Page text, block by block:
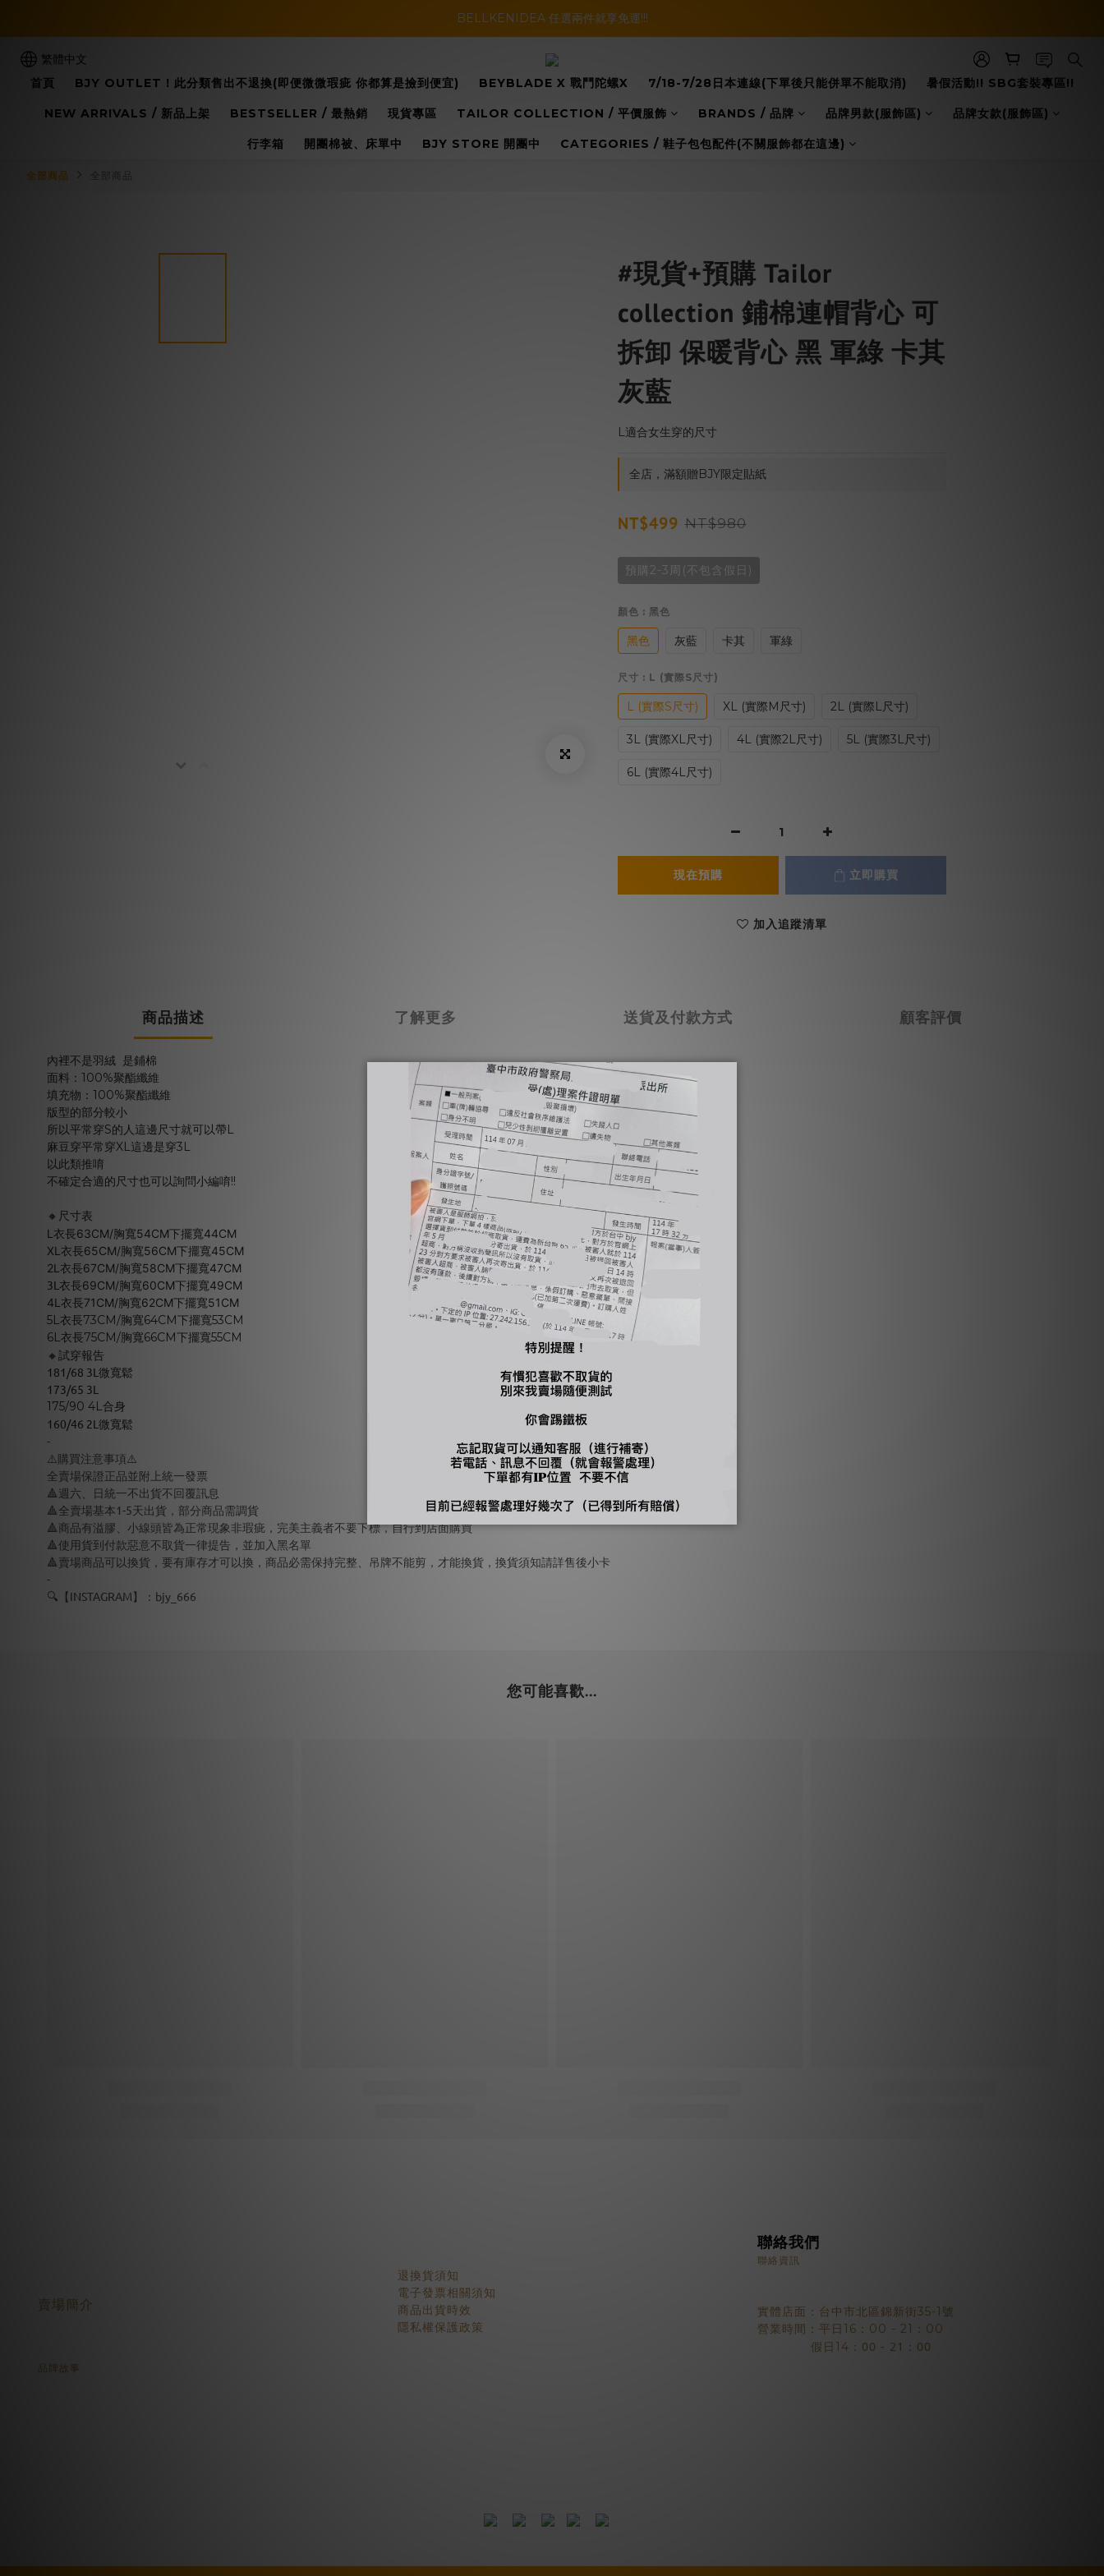
暑假活動登場!! SBG套裝超級優惠價，兩套以上再享免運哦!!
BELLKENIDEA 任選兩件就享免運!!!
暑假活動登場!! SBG套裝超級優惠價，兩套以上再享免運哦!!
繁體中文
首頁
BJY OUTLET！此分類售出不退換(即便微微瑕疵 你都算是撿到便宜) BEYBLADE X 戰鬥陀螺X 7/18-7/28日本連線(下單後只能併單不能取消) 暑假活動!! SBG套裝專區!!
NEW ARRIVALS / 新品上架 BESTSELLER / 最熱銷 現貨專區 TAILOR COLLECTION / 平價服飾 BRANDS / 品牌 品牌男款(服飾區) 品牌女款(服飾區)
行李箱 開團棉被、床單中 BJY STORE 開團中 CATEGORIES / 鞋子包包配件(不關服飾都在這邊)
全部商品 全部商品
#現貨+預購 Tailor
collection 鋪棉連帽背心 可
拆卸 保暖背心 黑 軍綠 卡其
灰藍
L適合女生穿的尺寸
全店，滿額贈BJY限定貼紙
NT$499 NT$980
預購2-3周(不包含假日)
顏色 : 黑色
黑色 灰藍 卡其 軍綠
尺寸 : L (實際S尺寸)
L (實際S尺寸) XL (實際M尺寸) 2L (實際L尺寸)
3L (實際XL尺寸) 4L (實際2L尺寸) 5L (實際3L尺寸)
6L (實際4L尺寸)
現在預購 立即購買
加入追蹤清單
商品描述 了解更多 送貨及付款方式 顧客評價
內裡不是羽絨 是鋪棉
面料：100%聚酯纖維
填充物：100%聚酯纖維
版型的部分較小
所以平常穿S的人這邊尺寸就可以帶L
麻豆穿平常穿XL這邊是穿3L
以此類推唷
不確定合適的尺寸也可以詢問小編唷!!
🔸尺寸表
L衣長63CM/胸寬54CM下擺寬44CM
XL衣長65CM/胸寬56CM下擺寬45CM
2L衣長67CM/胸寬58CM下擺寬47CM
3L 衣長69CM/胸寬60CM下擺寬49CM
4L衣長71CM/胸寬62CM下擺寬51CM
5L衣長73CM/胸寬64CM下擺寬53CM
6L衣長75CM/胸寬66CM下擺寬55CM
🔸試穿報告
181/68 3L微寬鬆
173/65 3L
175/90 4L合身
160/46 2L微寬鬆
-
⚠️購買注意事項⚠️
全賣場保證正品並附上統一發票
🔺週六、日統一不出貨不回覆訊息
🔺全賣場基本1-5天出貨，部分商品需調貨
🔺商品有溢膠、小線頭皆為正常現象非瑕疵，完美主義者不要下標，自行到店面購買
🔺使用貨到付款惡意不取貨一律提告，並加入黑名單
🔺賣場商品可以換貨，要有庫存才可以換，商品必需保持完整、吊牌不能剪，才能換貨，換貨須知請詳售後小卡
-
🔍【INSTAGRAM】：bjy_666
您可能喜歡...
立即購買
賣場簡介
品牌故事
退換貨須知
電子發票相關須知
商品出貨時效
隱私權保護政策
聯絡我們
聯絡資訊
實體店面：台中市北區錦新街35-1號
營業時間：平日16：00 - 21：00
假日14 ：00 - 21：00